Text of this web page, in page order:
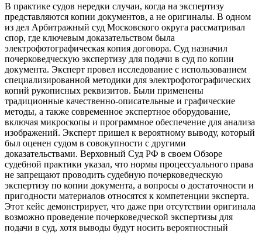
В практике судов нередки случаи, когда на экспертизу
представляются копии документов, а не оригиналы. В одном
из дел Арбитражный суд Московского округа рассматривал
спор, где ключевым доказательством была
электрофотографическая копия договора. Суд назначил
почерковедческую экспертизу для подачи в суд по копии
документа. Эксперт провел исследование с использованием
специализированной методики для электрофотографических
копий рукописных реквизитов. Были применены
традиционные качественно-описательные и графические
методы, а также современное экспертное оборудование,
включая микроскопы и программное обеспечение для анализа
изображений. Эксперт пришел к вероятному выводу, который
был оценен судом в совокупности с другими
доказательствами. Верховный Суд РФ в своем Обзоре
судебной практики указал, что нормы процессуального права
не запрещают проводить судебную почерковедческую
экспертизу по копии документа, а вопросы о достаточности и
пригодности материалов относятся к компетенции эксперта.
Этот кейс демонстрирует, что даже при отсутствии оригинала
возможно проведение почерковедческой экспертизы для
подачи в суд, хотя выводы будут носить вероятностный